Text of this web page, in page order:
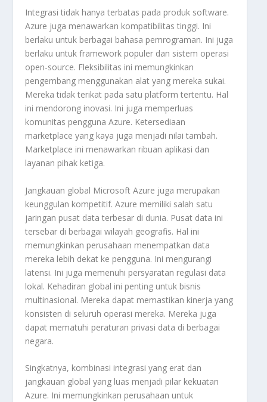
Integrasi tidak hanya terbatas pada produk software.
Azure juga menawarkan kompatibilitas tinggi. Ini
berlaku untuk berbagai bahasa pemrograman. Ini juga
berlaku untukframework populer dan sistem operasi
open-source. Fleksibilitas ini memungkinkan
pengembang menggunakan alat yang mereka sukai.
Mereka tidak terikat pada satu platform tertentu. Hal
ini mendorong inovasi. Ini juga memperluas
komunitas pengguna Azure. Ketersediaan
marketplace yang kaya juga menjadi nilai tambah.
Marketplace ini menawarkan ribuan aplikasi dan
layanan pihak ketiga.
Jangkauan global Microsoft Azure juga merupakan
keunggulan kompetitif. Azure memiliki salah satu
jaringan pusat data terbesar di dunia. Pusat data ini
tersebar di berbagai wilayah geografis. Hal ini
memungkinkan perusahaan menempatkan data
mereka lebih dekat ke pengguna. Ini mengurangi
latensi. Ini juga memenuhi persyaratan regulasi data
lokal. Kehadiran global ini penting untuk bisnis
multinasional. Mereka dapat memastikan kinerja yang
konsisten di seluruh operasi mereka. Mereka juga
dapat mematuhi peraturan privasi data di berbagai
negara.
Singkatnya, kombinasi integrasi yang erat dan
jangkauan global yang luas menjadi pilar kekuatan
Azure. Ini memungkinkan perusahaan untuk